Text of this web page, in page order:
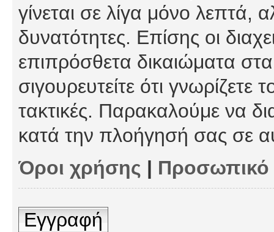
γίνεται σε λίγα μόνο λεπτά,
δυνατότητες. Επίσης οι
επιπρόσθετα δικαιώματα
σιγουρευτείτε ότι γνωρίζετε
τακτικές. Παρακαλούμε να
κατά την πλοήγησή σας σε
Όροι χρήσης |
Εγγραφή